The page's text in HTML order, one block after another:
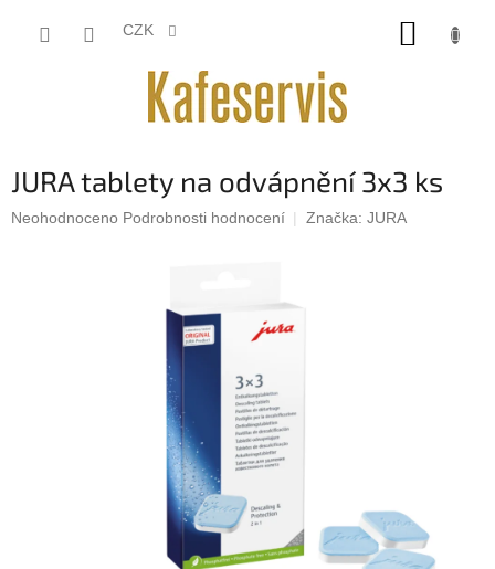
CZK
JURA tablety na odvápnění 3x3 ks
Průměrné
Neohodnoceno Podrobnosti hodnocení Značka: JURA